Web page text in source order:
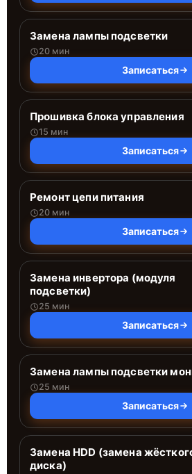
Замена лампы подсветки
20 мин
Записаться
Прошивка блока управления
15 мин
Записаться
Ремонт цепи питания
20 мин
Записаться
Замена инвертора (модуля
подсветки)
25 мин
Записаться
Замена лампы подсветки
25 мин
Записаться
Замена HDD (замена
диска)